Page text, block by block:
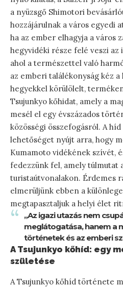
a nyüzsgő Shimotori
hozzájárulnak a város egyedi
ha az ember elhagyja a város
hegyvidéki része felé veszi
ahol a természettel való
az emberi találékonyság kéz
hegyekkel körülölelt,
Tsujunkyo kőhidat, amely a
mesél el egy évszázados
közösségi összefogásról. A
lehetőséget nyújt arra, hogy
Kumamoto vidékének szívét,
fedezzünk fel, amely túlmutat
turistaútvonalakon. Érdemes
elmerüljünk ebben a
megtapasztaljuk a helyi élet
„Az igazi utazás nem
meglátogatása, hanem a
történetek és az emberi
A Tsujunkyo kőhíd: egy
születése
A Tsujunkyo kőhíd története